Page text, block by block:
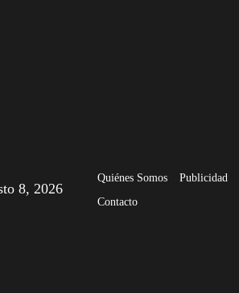
8, 2026
Quiénes Somos Publicidad
Contacto